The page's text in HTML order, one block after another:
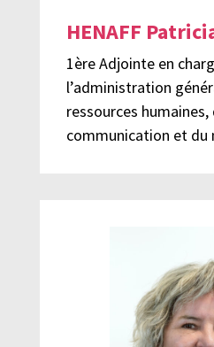
HENAFF
1ère Adjointe en
l’administration
ressources humaines,
communication et du